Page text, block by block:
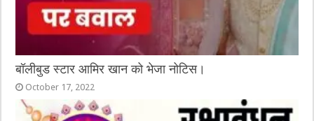
बॉलीबुड स्टार आमिर खान को भेजा नोटिस।
October 17, 2022